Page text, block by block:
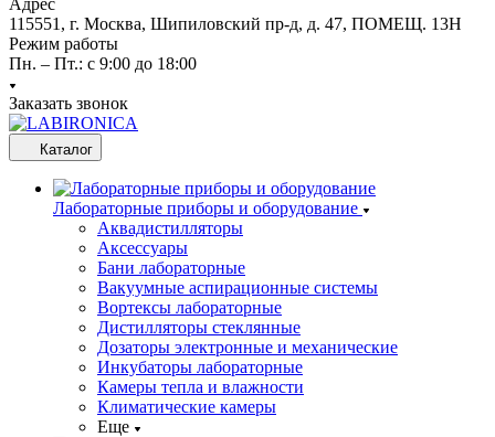
Адрес
115551, г. Москва, Шипиловский пр-д, д. 47, ПОМЕЩ. 13Н
Режим работы
Пн. – Пт.: с 9:00 до 18:00
Заказать звонок
Каталог
Лабораторные приборы и оборудование
Аквадистилляторы
Аксессуары
Бани лабораторные
Вакуумные аспирационные системы
Вортексы лабораторные
Дистилляторы стеклянные
Дозаторы электронные и механические
Инкубаторы лабораторные
Камеры тепла и влажности
Климатические камеры
Еще